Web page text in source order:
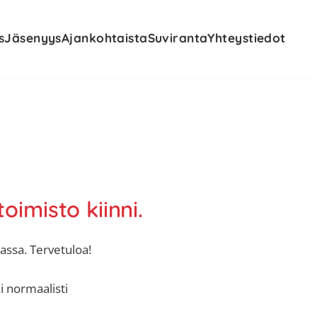
JäsenyysAjankohtaistaSuvirantaYhteystiedot
kiinni.
Tervetuloa!
normaalisti